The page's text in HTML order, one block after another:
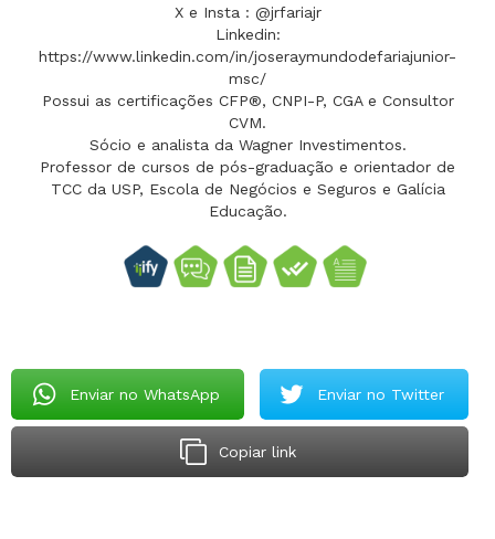
X e Insta : @jrfariajr
Linkedin:
https://www.linkedin.com/in/joseraymundodefariajunior-
msc/
Possui as certificações CFP®, CNPI-P, CGA e Consultor
CVM.
Sócio e analista da Wagner Investimentos.
Professor de cursos de pós-graduação e orientador de
TCC da USP, Escola de Negócios e Seguros e Galícia
Educação.
Enviar no WhatsApp Enviar no Twitter
Copiar link